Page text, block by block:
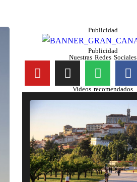
Publicidad
Publicidad
Nuestras Redes Sociales
Videos recomendados